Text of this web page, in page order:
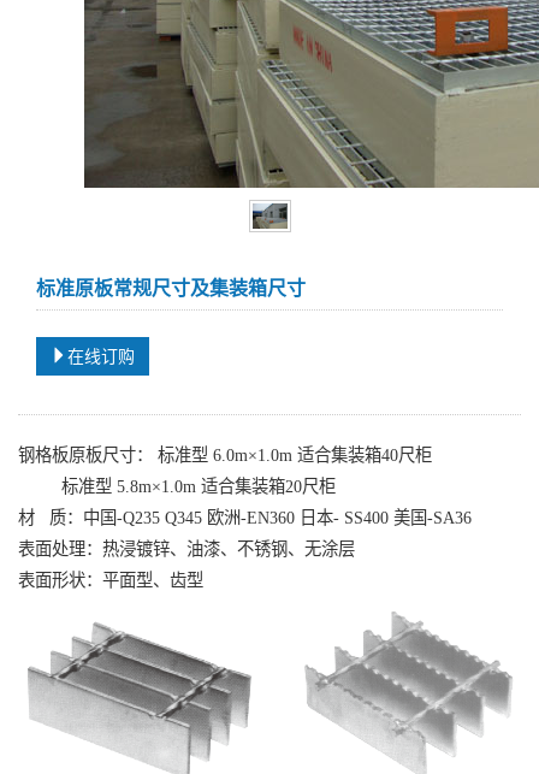
标准原板常规尺寸及集装箱尺寸
在线订购
钢格板原板尺寸： 标准型 6.0m×1.0m 适合集装箱40尺柜
标准型 5.8m×1.0m 适合集装箱20尺柜
材 质：中国-Q235 Q345 欧洲-EN360 日本- SS400 美国-SA36
表面处理：热浸镀锌、油漆、不锈钢、无涂层
表面形状：平面型、齿型